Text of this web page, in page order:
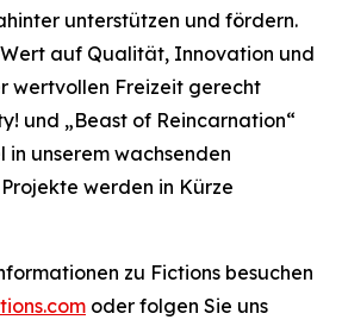
unterstützen und fördern.
auf Qualität, Innovation und
wertvollen Freizeit gerecht
und „Beast of Reincarnation“
in unserem wachsenden
werden in Kürze
zu Fictions besuchen
oder folgen Sie uns